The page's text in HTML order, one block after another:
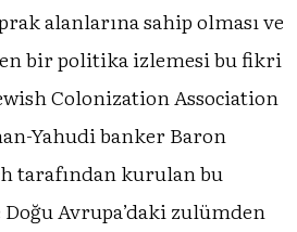
alanlarına sahip olması ve
bir politika izlemesi bu fikri
Colonization Association
Yahudi banker Baron
tarafından kurulan bu
Avrupa’daki zulümden